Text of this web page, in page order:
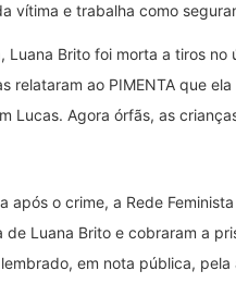
vítima e trabalha como
Luana Brito foi morta a tiros
relataram ao PIMENTA que
Lucas. Agora órfãs, as
após o crime, a Rede
de Luana Brito e cobraram a
em nota pública,